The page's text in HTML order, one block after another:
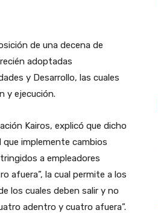
de una decena de
adoptadas
y Desarrollo, las cuales
y ejecución.
Kairos, explicó que dicho
implemente cambios
a empleadores
afuera”, la cual permite a los
los cuales deben salir y no
adentro y cuatro afuera”.